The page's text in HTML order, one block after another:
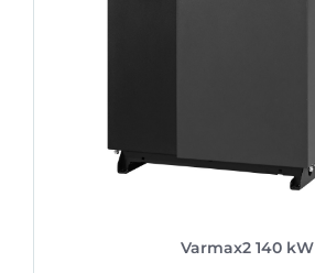
Varmax2 140 kW